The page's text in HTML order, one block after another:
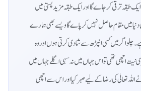
طبقہ ترقی کر جاے گا اور ایک طبقہ مزید پستی میں
دنیا میں مقام حاصل نہیں کر پاے گا ویسے بھی ہمارے
چلو اگر میں کسی انپڑھ سے شادی کرتی ہوں اور وہ
نیت اچھی تھی تو اس جہاں میں نہ سہی اگلے جہاں میں
اللہ تعالیٰ کی رضا کے لیے صبر کیا اور اس سے اچھی